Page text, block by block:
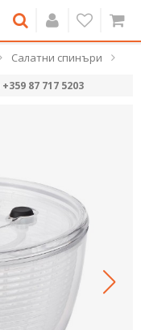
Салатни спинъри
+359 87 717 5203